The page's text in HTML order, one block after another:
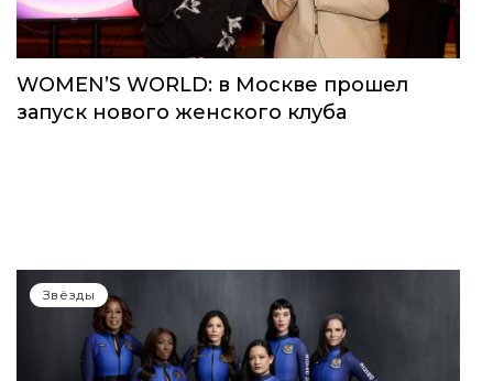
WOMEN’S WORLD: в Москве прошел
запуск нового женского клуба
Звёзды